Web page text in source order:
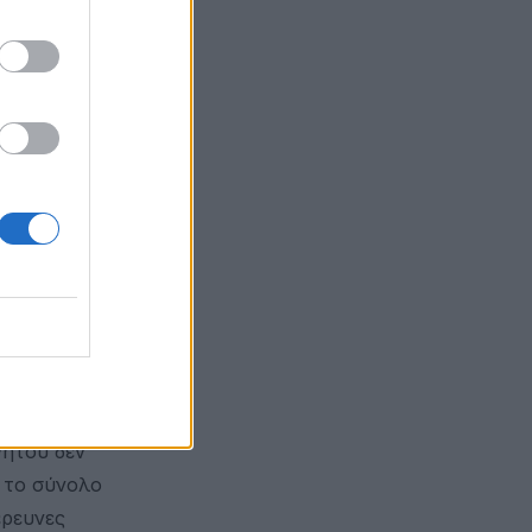
συνοχή,
ζωής
και
δεν
το σύνολο